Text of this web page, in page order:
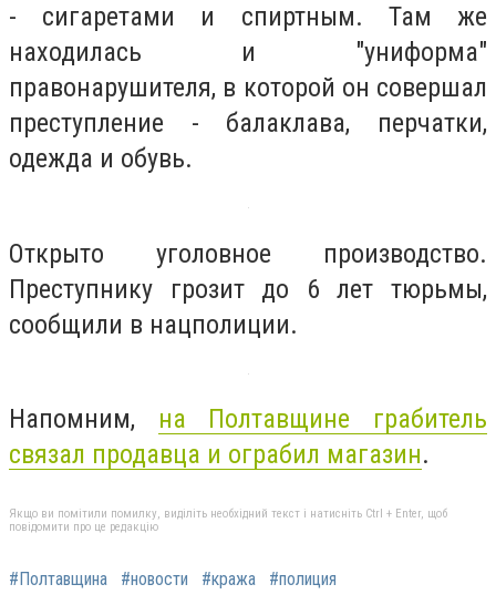
- сигаретами и спиртным. Там же
находилась и "униформа"
правонарушителя, в которой он совершал
преступление - балаклава, перчатки,
одежда и обувь.
Открыто уголовное производство.
Преступнику грозит до 6 лет тюрьмы,
сообщили в нацполиции.
Напомним, на Полтавщине грабитель
связал продавца и ограбил магазин.
Якщо ви помітили помилку, виділіть необхідний текст і натисніть Ctrl + Enter, щоб
повідомити про це редакцію
#Полтавщина #новости #кража #полиция